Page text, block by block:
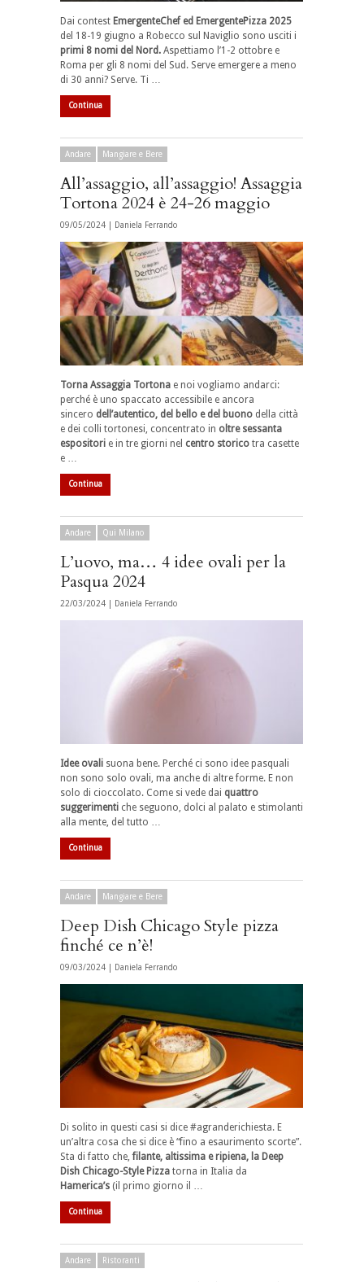
Dai contest EmergenteChef ed EmergentePizza 2025
del 18-19 giugno a Robecco sul Naviglio sono usciti i
primi 8 nomi del Nord. Aspettiamo l’1-2 ottobre e
Roma per gli 8 nomi del Sud. Serve emergere a meno
di 30 anni? Serve. Ti …
Continua
Andare Mangiare e Bere
All’assaggio, all’assaggio! Assaggia
Tortona 2024 è 24-26 maggio
09/05/2024 | Daniela Ferrando
Torna Assaggia Tortona e noi vogliamo andarci:
perché è uno spaccato accessibile e ancora
sincero dell’autentico, del bello e del buono della città
e dei colli tortonesi, concentrato in oltre sessanta
espositori e in tre giorni nel centro storico tra casette
e …
Continua
Andare Qui Milano
L’uovo, ma… 4 idee ovali per la
Pasqua 2024
22/03/2024 | Daniela Ferrando
Idee ovali suona bene. Perché ci sono idee pasquali
non sono solo ovali, ma anche di altre forme. E non
solo di cioccolato. Come si vede dai quattro
suggerimenti che seguono, dolci al palato e stimolanti
alla mente, del tutto …
Continua
Andare Mangiare e Bere
Deep Dish Chicago Style pizza
finché ce n’è!
09/03/2024 | Daniela Ferrando
Di solito in questi casi si dice #agranderichiesta. E
un’altra cosa che si dice è “fino a esaurimento scorte”.
Sta di fatto che,filante, altissima e ripiena, la Deep
Dish Chicago-Style Pizza torna in Italia da
Hamerica’s (il primo giorno il …
Continua
Andare Ristoranti